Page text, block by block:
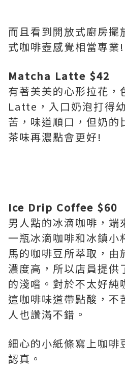
而且看到開放式廚房擺
式咖啡壺感覺相當專業!
Matcha Latte $42
有著美美的心形拉花，
Latte，入口奶泡打得
苦，味道順口，但奶的
茶味再濃點會更好!
Ice Drip Coffee $60
男人點的冰滴咖啡，端
一瓶冰滴咖啡和冰鎮小
馬的咖啡豆所萃取，由
濃度高，所以店員提供
的淺嚐。對於不太好純
這咖啡味道帶點酸，不
人也讚滿不錯。
細心的小紙條寫上咖啡
認真。